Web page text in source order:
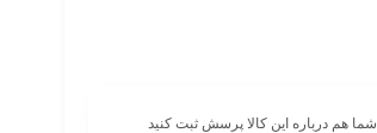
شما هم درباره این کالا پرسش ثبت کنید